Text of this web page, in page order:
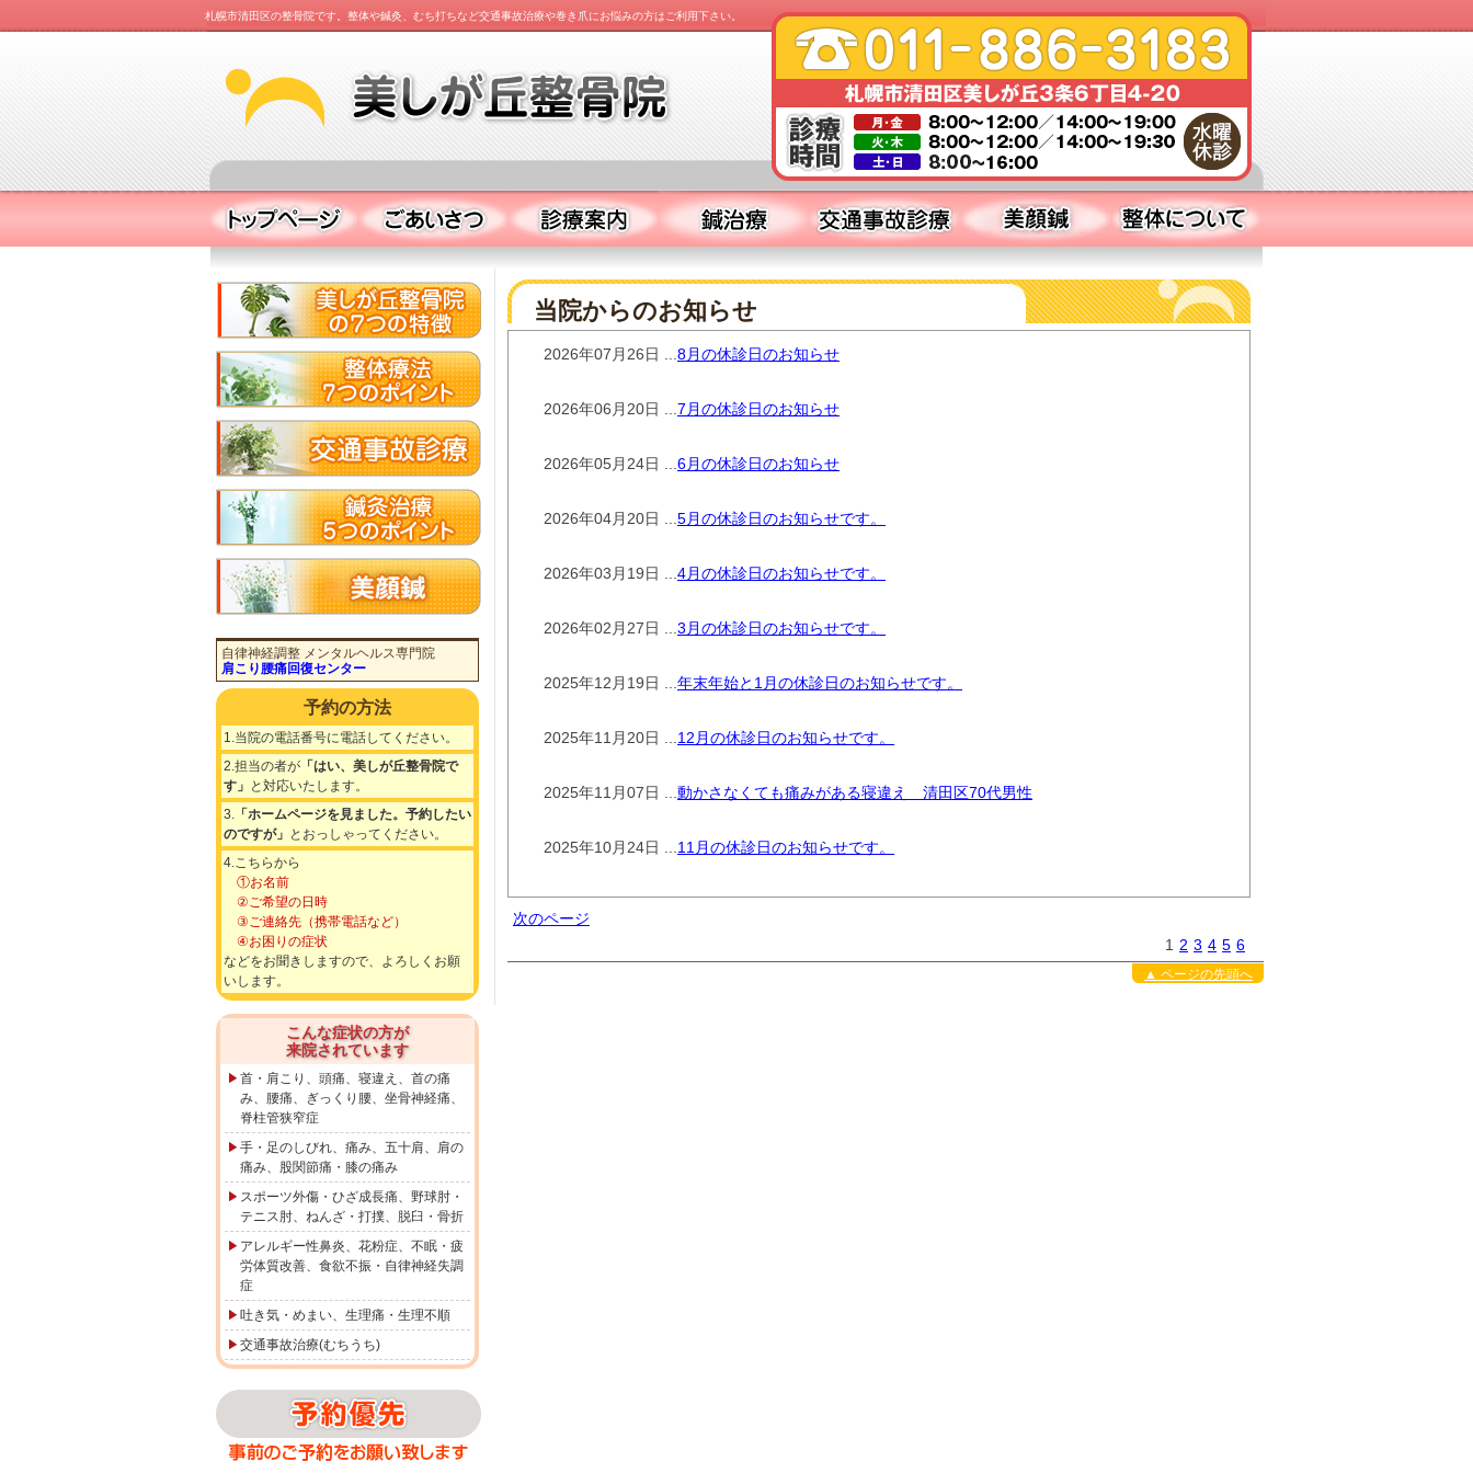
札幌市清田区の整骨院です。整体や鍼灸、むち打ちなど交通事故治療や巻き爪にお悩みの方はご利用下さい。
自律神経調整 メンタルヘルス専門院
肩こり腰痛回復センター
予約の方法
1.当院の電話番号に電話してください。
2.担当の者が 「はい、美しが丘整骨院で
す」 と対応いたします。
3. 「ホームページを見ました。予約したい
のですが」 とおっしゃってください。
4.こちらから
①お名前
②ご希望の日時
③ご連絡先（携帯電話など）
④お困りの症状
などをお聞きしますので、よろしくお願
いします。
こんな症状の方が
来院されています
首・肩こり、頭痛、寝違え、首の痛
み、腰痛、ぎっくり腰、坐骨神経痛、
脊柱管狭窄症
手・足のしびれ、痛み、五十肩、肩の
痛み、股関節痛・膝の痛み
スポーツ外傷・ひざ成長痛、野球肘・
テニス肘、ねんざ・打撲、脱臼・骨折
アレルギー性鼻炎、花粉症、不眠・疲
労体質改善、食欲不振・自律神経失調
症
吐き気・めまい、生理痛・生理不順
交通事故治療(むちうち)
当院からのお知らせ
2026年07月26日 ... 8月の休診日のお知らせ
2026年06月20日 ... 7月の休診日のお知らせ
2026年05月24日 ... 6月の休診日のお知らせ
2026年04月20日 ... 5月の休診日のお知らせです。
2026年03月19日 ... 4月の休診日のお知らせです。
2026年02月27日 ... 3月の休診日のお知らせです。
2025年12月19日 ... 年末年始と1月の休診日のお知らせです。
2025年11月20日 ... 12月の休診日のお知らせです。
2025年11月07日 ... 動かさなくても痛みがある寝違え 清田区70代男性
2025年10月24日 ... 11月の休診日のお知らせです。
次のページ
1 2 3 4 5 6
▲ ページの先頭へ